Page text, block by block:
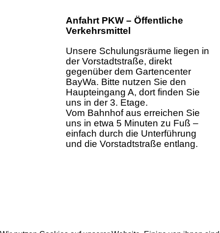
Anfahrt PKW – Öffentliche
Verkehrsmittel
Unsere Schulungsräume liegen in
der Vorstadtstraße, direkt
gegenüber dem Gartencenter
BayWa. Bitte nutzen Sie den
Haupteingang A, dort finden Sie
uns in der 3. Etage.
Vom Bahnhof aus erreichen Sie
uns in etwa 5 Minuten zu Fuß –
einfach durch die Unterführung
und die Vorstadtstraße entlang.